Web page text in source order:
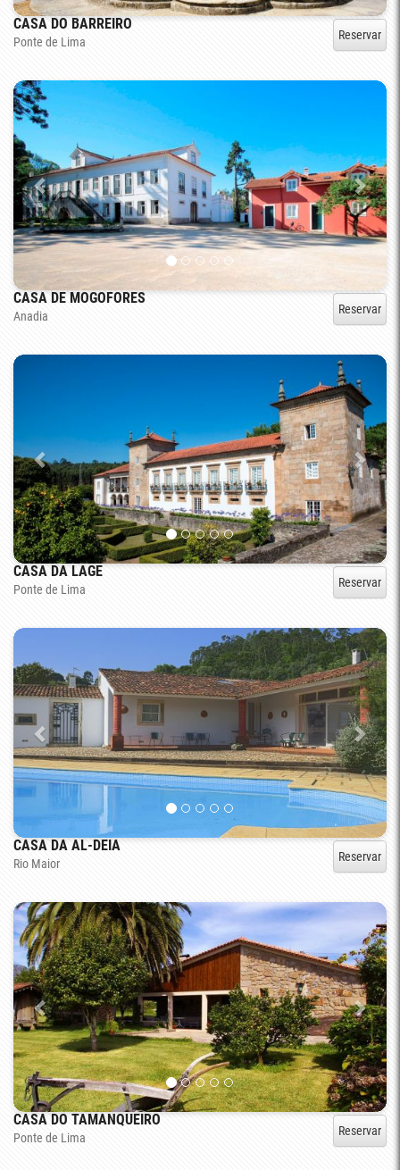
CASA DO BARREIRO
Ponte de Lima Reservar
CASA DE MOGOFORES
Anadia Reservar
CASA DA LAGE
Ponte de Lima Reservar
CASA DA AL-DEIA
Rio Maior Reservar
CASA DO TAMANQUEIRO
Ponte de Lima Reservar